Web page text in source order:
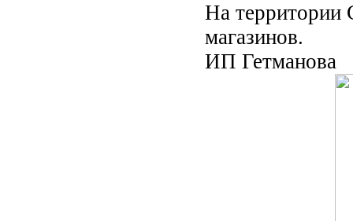
На территории
магазинов.
ИП Гетманова